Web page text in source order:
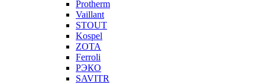
Protherm
Vaillant
STOUT
Kospel
ZOTA
Ferroli
РЭКО
SAVITR